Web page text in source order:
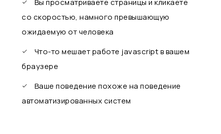
Вы просматриваете страницы и кликаете
со скоростью, намного превышающую
ожидаемую от человека
Что-то мешает работе javascript в вашем
браузере
Ваше поведение похоже на поведение
автоматизированных систем